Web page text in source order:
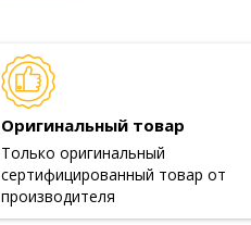
Оригинальный товар
Только оригинальный
сертифицированный товар от
производителя